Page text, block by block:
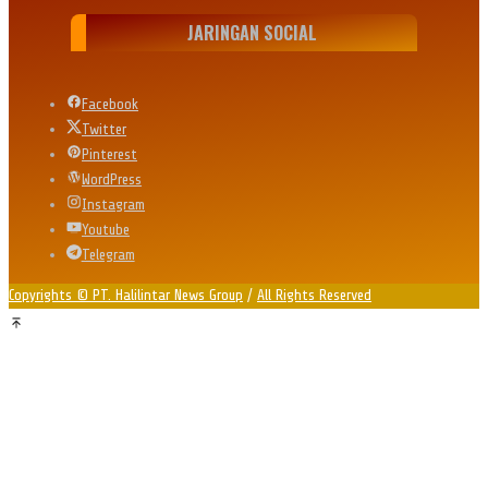
JARINGAN SOCIAL
Facebook
Twitter
Pinterest
WordPress
Instagram
Youtube
Telegram
Copyrights © PT. Halilintar News Group / All Rights Reserved